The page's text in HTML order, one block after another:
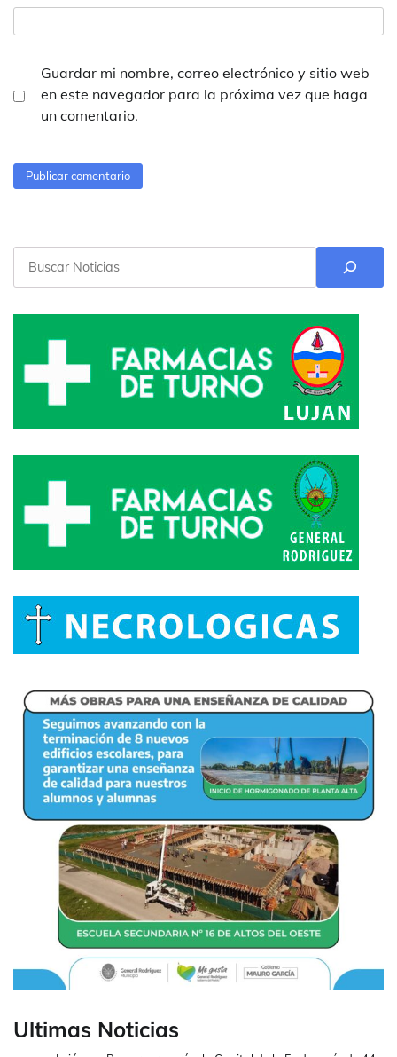
Guardar mi nombre, correo electrónico y sitio web
en este navegador para la próxima vez que haga
un comentario.
Ultimas Noticias